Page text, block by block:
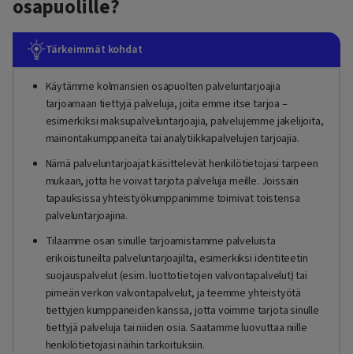
osapuolille?
Tärkeimmät kohdat
Käytämme kolmansien osapuolten palveluntarjoajia
tarjoamaan tiettyjä palveluja, joita emme itse tarjoa –
esimerkiksi maksupalveluntarjoajia, palvelujemme jakelijoita,
mainontakumppaneita tai analytiikkapalvelujen tarjoajia.
Nämä palveluntarjoajat käsittelevät henkilötietojasi tarpeen
mukaan, jotta he voivat tarjota palveluja meille. Joissain
tapauksissa yhteistyökumppanimme toimivat toistensa
palveluntarjoajina.
Tilaamme osan sinulle tarjoamistamme palveluista
erikoistuneilta palveluntarjoajilta, esimerkiksi identiteetin
suojauspalvelut (esim. luottotietojen valvontapalvelut) tai
pimeän verkon valvontapalvelut, ja teemme yhteistyötä
tiettyjen kumppaneiden kanssa, jotta voimme tarjota sinulle
tiettyjä palveluja tai niiden osia. Saatamme luovuttaa niille
henkilötietojasi näihin tarkoituksiin.